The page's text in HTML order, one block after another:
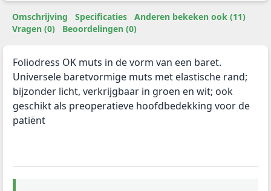
Omschrijving Specificaties
Anderen bekeken ook (11)
Vragen (0)
Beoordelingen (0)
Foliodress OK muts in de vorm van een baret.
Universele baretvormige muts met elastische rand;
bijzonder licht, verkrijgbaar in groen en wit; ook
geschikt als preoperatieve hoofdbedekking voor de
patiënt